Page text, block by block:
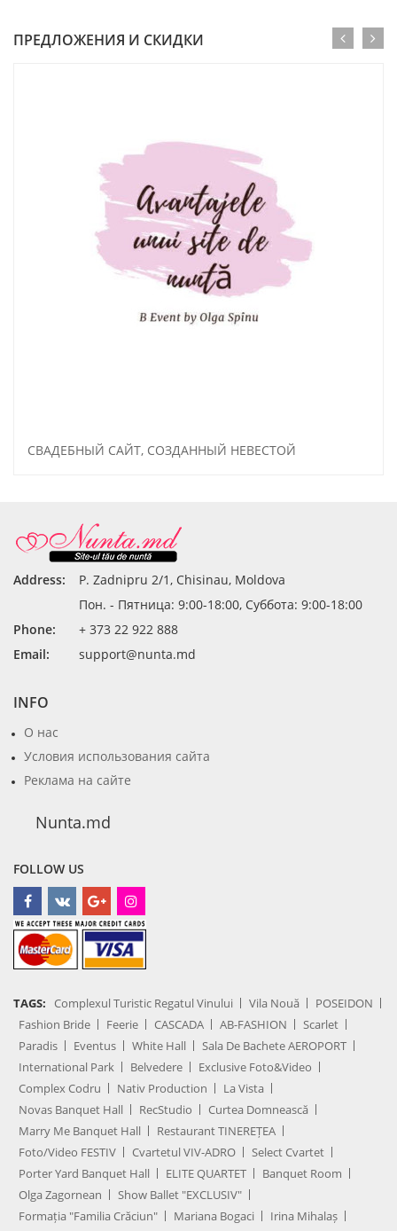
ПРЕДЛОЖЕНИЯ И СКИДКИ
СВАДЕБНЫЙ САЙТ, СОЗДАННЫЙ НЕВЕСТОЙ
Address:
P. Zadnipru 2/1, Chisinau, Moldova
Пон. - Пятница: 9:00-18:00, Суббота: 9:00-18:00
Phone:
+ 373 22 922 888
Email:
support@nunta.md
INFO
О нас
Условия использования сайта
Реклама на сайте
Nunta.md
FOLLOW US
TAGS: Complexul Turistic Regatul Vinului Vila Nouă
POSEIDON
Fashion Bride
Feerie CASCADA AB-FASHION
Scarlet
Paradis
Eventus White Hall
Sala De Bachete AEROPORT
International Park
Belvedere
Exclusive Foto&Video
Complex Codru
Nativ Production
La Vista
Novas Banquet Hall
RecStudio
Curtea Domnească
Marry Me Banquet Hall
Restaurant TINEREȚEA
Foto/Video FESTIV
Cvartetul VIV-ADRO
Select Cvartet
Porter Yard Banquet Hall
ELITE QUARTET
Banquet Room
Olga Zagornean
Show Ballet "EXCLUSIV"
Formația "Familia Crăciun"
Mariana Bogaci
Irina Mihalaș